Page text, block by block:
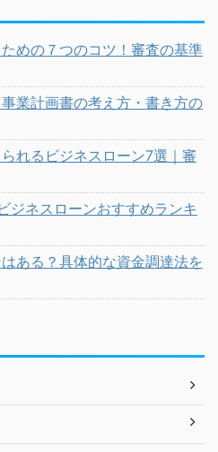
めの７つのコツ！審査の基準
業計画書の考え方・書き方の
れるビジネスローン7選｜審
ジネスローンおすすめランキ
ある？具体的な資金調達法を